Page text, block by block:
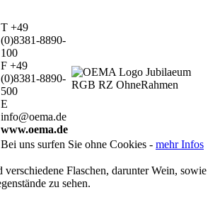
T +49
(0)8381-8890-
100
F +49
(0)8381-8890-
500
E
info@oema.de
www.oema.de
Bei uns surfen Sie ohne Cookies - mehr Infos